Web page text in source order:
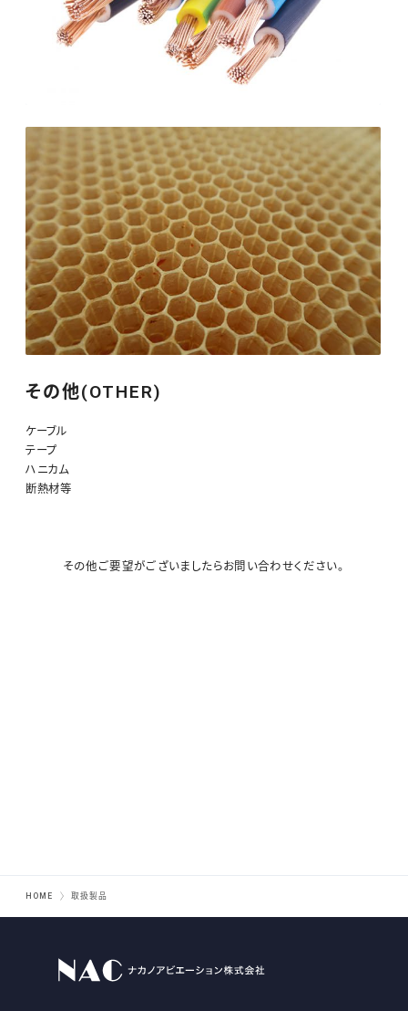
その他(OTHER)
ケーブル
テープ
ハニカム
断熱材等
その他ご要望がございましたらお問い合わせください。
HOME 取扱製品